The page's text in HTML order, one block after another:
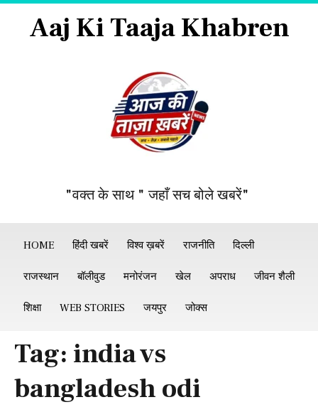
Aaj Ki Taaja Khabren
"वक्त के साथ " जहाँ सच बोले खबरें"
HOME हिंदी खबरें विश्व ख़बरें राजनीति दिल्ली
राजस्थान बॉलीवुड मनोरंजन खेल अपराध जीवन शैली
शिक्षा WEB STORIES जयपुर जोक्स
Tag: india vs
bangladesh odi